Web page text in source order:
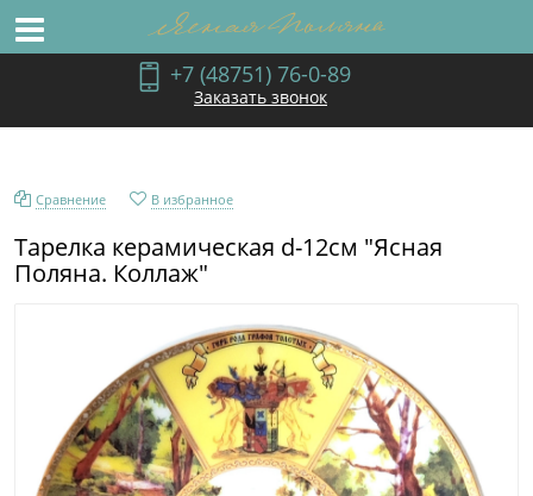
+7 (48751) 76-0-89
Заказать звонок
Сравнение В избранное
Тарелка керамическая d-12см "Ясная
Поляна. Коллаж"